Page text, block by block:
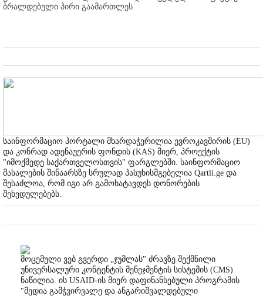
ბრალდებული პირი გაამართლეს
საინფორმაციო პორტალი მხარდაჭერილია ევროკავშირის (EU)
და კონრად ადენაუერის ფონდის (KAS) მიერ, პროექტის
"იმოქმედე საქართველოსთვის" ფარგლებში. საინფორმაციო
მასალების შინაარსზე სრულად პასუხისმგებელია Qartli.ge და
შესაძლოა, რომ იგი არ გამოხატავდეს დონორების
შეხედულებებს.
მოცემული ვებ გვერდი „ჯუმლას" ძრავზე შექმნილი
უნივერსალური კონტენტის მენეჯმენტის სისტემის (CMS)
ნაწილია. ის USAID-ის მიერ დაფინანსებული პროგრამის
"მედია გამჭვირვალე და ანგარიშვალდებული